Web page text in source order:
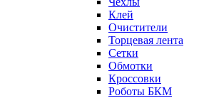
Клей
Очистители
Торцевая лента
Сетки
Обмотки
Кроссовки
Роботы БКМ